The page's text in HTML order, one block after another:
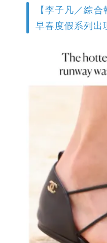
【李子凡／綜
早春度假系列出